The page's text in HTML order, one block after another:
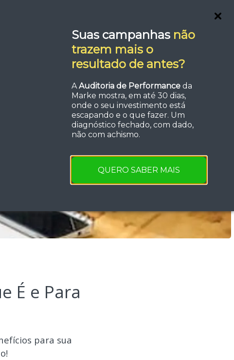
Suas campanhas não
trazem mais o
resultado de antes?
AAuditoria de Performance da
Marke mostra, em até 30 dias,
onde o seu investimento está
escapando e o que fazer. Um
diagnóstico fechado, com dado,
não com achismo.
QUERO SABER MAIS
Fale com um Especialista
É e Para
para sua